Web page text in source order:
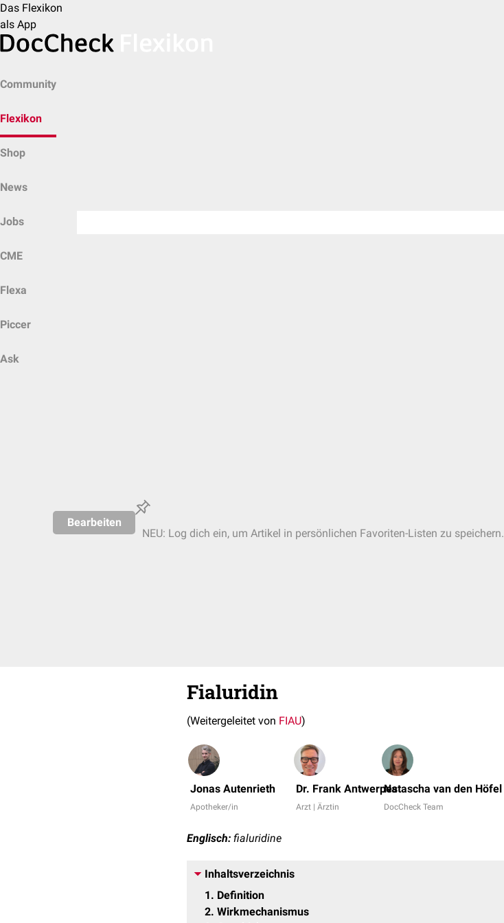
Das Flexikon
als App
Community
Flexikon
Shop
News
Jobs
CME
Flexa
Piccer
Ask
Bearbeiten
NEU: Log dich ein, um Artikel in persönlichen Favoriten-Listen zu speichern.
Fialuridin
(Weitergeleitet von FIAU)
Jonas Autenrieth
Apotheker/in
Dr. Frank Antwerpes
Arzt | Ärztin
Natascha van den Höfel
DocCheck Team
Englisch: fialuridine
Inhaltsverzeichnis
1
Definition
2 Wirkmechanismus